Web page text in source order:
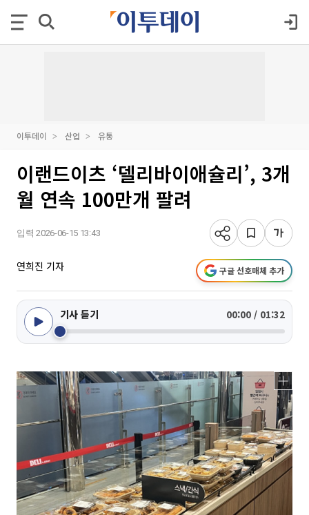
이투데이 산업 유통
이랜드이츠 ‘델리바이애슐리’, 3개
월 연속 100만개 팔려
입력 2026-06-15 13:43
연희진 기자 구글 선호매체 추가
기사 듣기 00:00 / 01:32